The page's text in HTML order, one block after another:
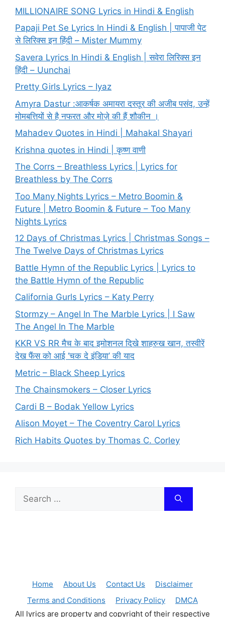
MILLIONAIRE SONG Lyrics in Hindi & English
Papaji Pet Se Lyrics In Hindi & English | पापाजी पेट
से लिरिक्स इन हिंदी – Mister Mummy
Savera Lyrics In Hindi & English | सवेरा लिरिक्स इन
हिंदी – Uunchai
Pretty Girls Lyrics – Iyaz
Amyra Dastur :आकर्षक अमायरा दस्तूर की अजीब पसंद, उन्हें
मोमबत्तियों से है नफरत और मोज़े की हैं शौकीन ।
Mahadev Quotes in Hindi | Mahakal Shayari
Krishna quotes in Hindi | कृष्ण वाणी
The Corrs – Breathless Lyrics | Lyrics for
Breathless by The Corrs
Too Many Nights Lyrics – Metro Boomin &
Future | Metro Boomin & Future – Too Many
Nights Lyrics
12 Days of Christmas Lyrics | Christmas Songs –
The Twelve Days of Christmas Lyrics
Battle Hymn of the Republic Lyrics | Lyrics to
the Battle Hymn of the Republic
California Gurls Lyrics – Katy Perry
Stormzy – Angel In The Marble Lyrics | I Saw
The Angel In The Marble
KKR VS RR मैच के बाद इमोशनल दिखे शाहरुख खान, तस्वीरें
देख फैंस को आई ‘चक दे इंडिया’ की याद
Metric – Black Sheep Lyrics
The Chainsmokers – Closer Lyrics
Cardi B – Bodak Yellow Lyrics
Alison Moyet – The Coventry Carol Lyrics
Rich Habits Quotes by Thomas C. Corley
for:
Home About Us Contact Us
Disclaimer
Terms and Conditions
Privacy Policy
DMCA
All lyrics are property and copyright of their respective